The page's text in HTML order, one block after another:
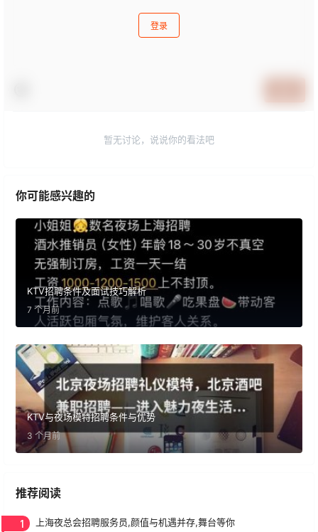
登录
暂无讨论，说说你的看法吧
你可能感兴趣的
KTV招聘条件及面试技巧解析
7 个月前
KTV与夜场模特招聘条件与优势
3 个月前
推荐阅读
1 上海夜总会招聘服务员,颜值与机遇并存,舞台等你